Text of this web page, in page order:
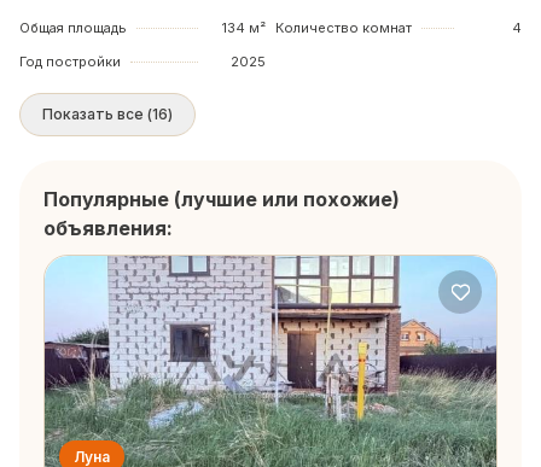
Общая площадь
134 м²
Год постройки
2025
Количество комнат 4
Показать все (16)
Популярные (лучшие или похожие)
объявления:
Луна